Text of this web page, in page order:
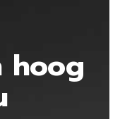
hoog